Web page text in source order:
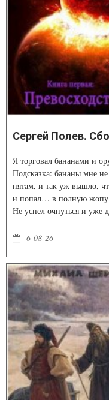
Сергей Полев.
Я торговал бананами и
Подсказка: бананы мне не
пятам, и так уж вышло,
и попал… в полную жопу,
Не успел очнуться и уже
девятимиллиметровая
6-08-26